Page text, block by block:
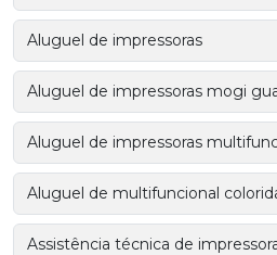
Aluguel de impressoras
Aluguel de impressoras mogi
Aluguel de impressoras
Aluguel de multifuncional
Assistência técnica de